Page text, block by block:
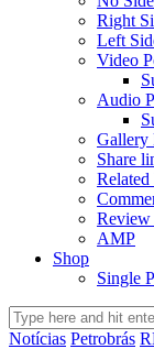
Right
Left
Video
Audio
Gallery
Share
Related
Review
AMP
Shop
Single
Notícias Petrobrás